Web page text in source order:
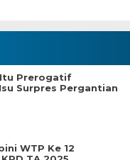
Prerogatif
Surpres Pergantian
WTP Ke 12